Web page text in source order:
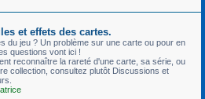
et effets des cartes.
du jeu ? Un problème sur une carte ou pour en
questions vont ici !
reconnaître la rareté d'une carte, sa série, ou
collection, consultez plutôt Discussions et